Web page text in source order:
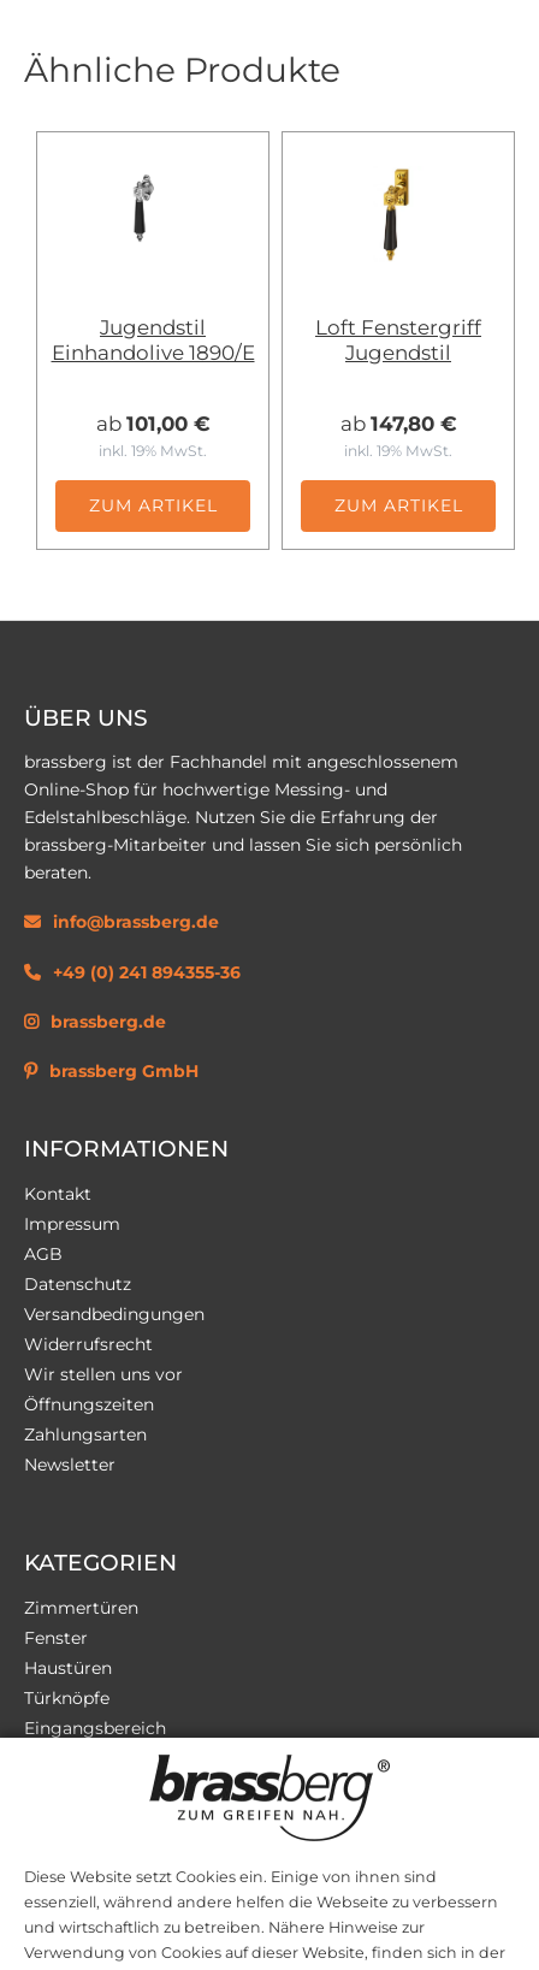
Ähnliche Produkte
Jugendstil
Einhandolive 1890/E
ab 101,00 €
inkl. 19% MwSt.
ZUM ARTIKEL
Loft Fenstergriff
Jugendstil
ab 147,80 €
inkl. 19% MwSt.
ZUM ARTIKEL
ÜBER UNS
brassberg ist der Fachhandel mit angeschlossenem
Online-Shop für hochwertige Messing- und
Edelstahlbeschläge. Nutzen Sie die Erfahrung der
brassberg-Mitarbeiter und lassen Sie sich persönlich
beraten.
info@brassberg.de
+49 (0) 241 894355-36
brassberg.de
brassberg GmbH
INFORMATIONEN
Kontakt
Impressum
AGB
Datenschutz
Versandbedingungen
Widerrufsrecht
Wir stellen uns vor
Öffnungszeiten
Zahlungsarten
Newsletter
KATEGORIEN
Zimmertüren
Fenster
Haustüren
Türknöpfe
Eingangsbereich
STILRICHTUNGEN
Bauhaus
Diese Website setzt Cookies ein. Einige von ihnen sind
essenziell, während andere helfen die Webseite zu verbessern
und wirtschaftlich zu betreiben. Nähere Hinweise zur
Verwendung von Cookies auf dieser Website, finden sich in der